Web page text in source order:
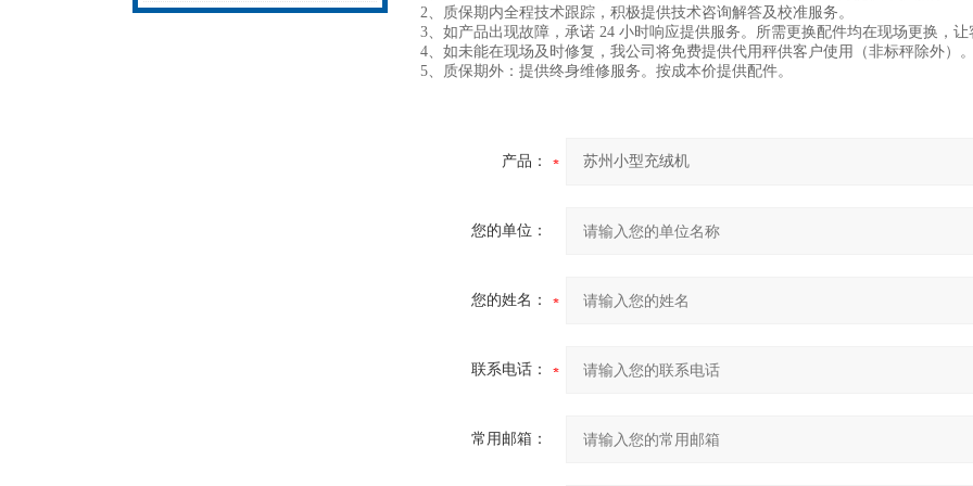
2、质保期内全程技术跟踪，积极提供技术咨询解答及校准服务。
3、如产品出现故障，承诺 24 小时响应提供服务。所需更换配件均在现场更换，
4、如未能在现场及时修复，我公司将免费提供代用秤供客户使用（非标秤除外）。
5、质保期外：提供终身维修服务。按成本价提供配件。
产品：
您的单位：
您的姓名：
联系电话：
常用邮箱：